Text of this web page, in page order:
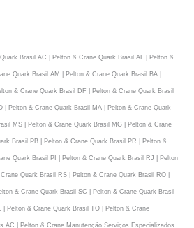
Brasil AC | Pelton & Crane Quark Brasil AL | Pelton &
Quark Brasil AM | Pelton & Crane Quark Brasil BA |
& Crane Quark Brasil DF | Pelton & Crane Quark Brasil
| Pelton & Crane Quark Brasil MA | Pelton & Crane Quark
MS | Pelton & Crane Quark Brasil MG | Pelton & Crane
Brasil PB | Pelton & Crane Quark Brasil PR | Pelton &
Quark Brasil PI | Pelton & Crane Quark Brasil RJ | Pelton
Quark Brasil RS | Pelton & Crane Quark Brasil RO |
& Crane Quark Brasil SC | Pelton & Crane Quark Brasil
| Pelton & Crane Quark Brasil TO | Pelton & Crane
AC | Pelton & Crane Manutenção Serviços Especializados